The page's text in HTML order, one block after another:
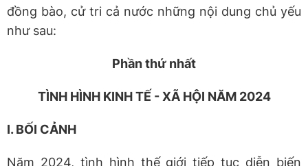
đồng bào, cử tri cả nước những nội dung chủ yếu
như sau:
Phần thứ nhất
TÌNH HÌNH KINH TẾ - XÃ HỘI NĂM 2024
I. BỐI CẢNH
Năm 2024, tình hình thế giới tiếp tục diễn biến